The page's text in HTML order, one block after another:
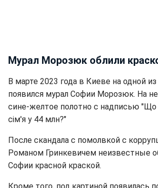
Мурал Морозюк облили
В марте 2023 года в Киеве на одной
появился мурал Софии Морозюк. На
сине-желтое полотно с надписью "Що
сім'я у 44 млн?"
После скандала с помолвкой с
Романом Гринкевичем неизвестные
Софии красной краской.
Кроме того, под картиной появилась